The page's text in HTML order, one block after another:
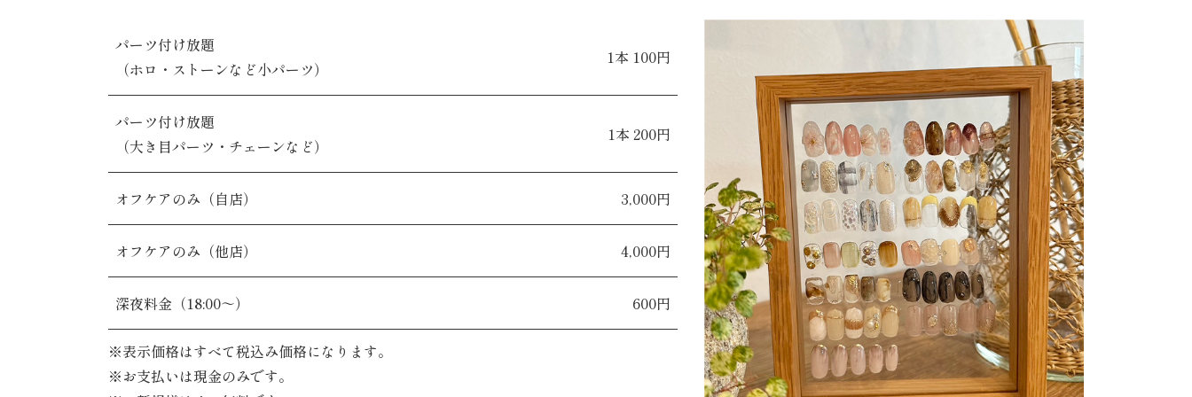
パーツ付け放題
（ホロ・ストーンなど小パーツ）
1本 100円
パーツ付け放題
（大き目パーツ・チェーンなど）
1本 200円
オフケアのみ（自店） 3,000円
オフケアのみ（他店） 4,000円
深夜料金（18:00～） 600円
※表示価格はすべて税込み価格になります。
※お支払いは現金のみです。